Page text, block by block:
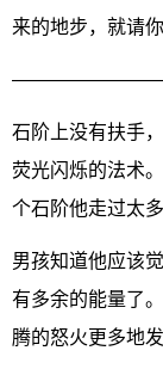
来的地步，就请
石阶上没有扶手
荧光闪烁的法术
个石阶他走过太
男孩知道他应该
有多余的能量了
腾的怒火更多地发